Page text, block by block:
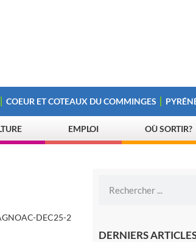
COEUR ET COTEAUX DU COMMINGES
EMPLOI OÙ SORTIR?
DEC25-2
DERNIERS